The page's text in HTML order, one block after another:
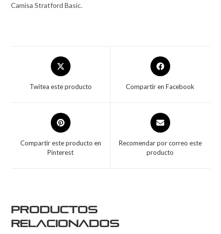
Camisa Stratford Basic.
Twitea este producto Compartir en Facebook
Compartir este producto en
Pinterest
Recomendar por correo este
producto
Productos
relacionados